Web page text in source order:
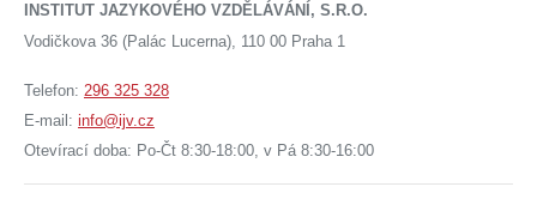
INSTITUT JAZYKOVÉHO VZDĚLÁVÁNÍ, S.R.O.
Vodičkova 36 (Palác Lucerna), 110 00 Praha 1
Telefon: 296 325 328
E-mail: info@ijv.cz
Otevírací doba: Po-Čt 8:30-18:00, v Pá 8:30-16:00